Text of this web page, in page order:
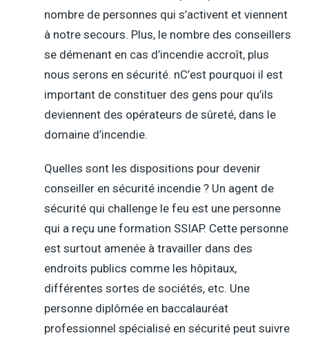
nombre de personnes qui s’activent et viennent
à notre secours. Plus, le nombre des conseillers
se démenant en cas d’incendie accroît, plus
nous serons en sécurité. nC’est pourquoi il est
important de constituer des gens pour qu’ils
deviennent des opérateurs de sûreté, dans le
domaine d’incendie.
Quelles sont les dispositions pour devenir
conseiller en sécurité incendie ? Un agent de
sécurité qui challenge le feu est une personne
qui a reçu une formation SSIAP. Cette personne
est surtout amenée à travailler dans des
endroits publics comme les hôpitaux,
différentes sortes de sociétés, etc. Une
personne diplômée en baccalauréat
professionnel spécialisé en sécurité peut suivre